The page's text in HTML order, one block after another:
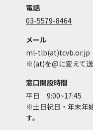
電話
03-5579-8464
メール
ml-tlb(at)tcvb.or.jp
※(at)を@に変えて送
窓口開設時間
平日 9:00~17:45
※土日祝日・年末年
す。